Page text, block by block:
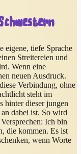
eigene, tiefe Sprache
Streitereien und
Wenn eine
neuen Ausdruck.
Verbindung, ohne
steht im
hinter dieser jungen
dabei ist. So wird
Ich bin
die kommen. Es ist
wenn Worte